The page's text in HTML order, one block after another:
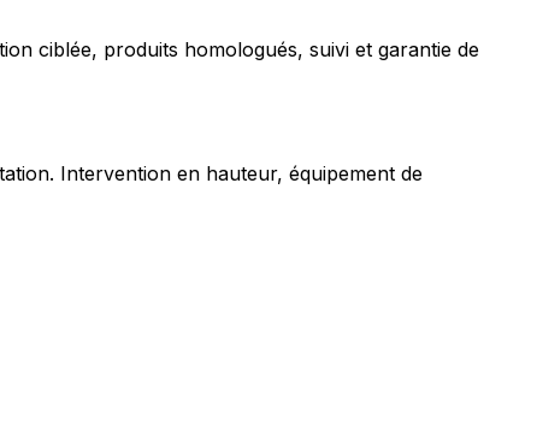
ciblée, produits homologués, suivi et garantie de
Intervention en hauteur, équipement de